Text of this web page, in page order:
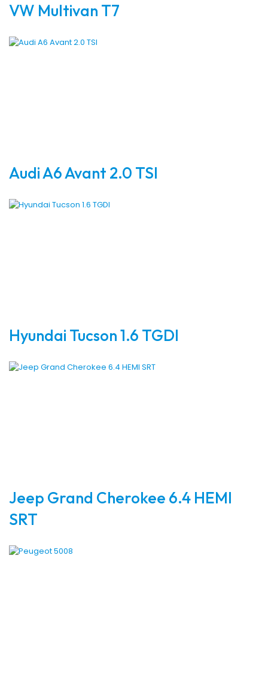
VW Multivan T7
Audi A6 Avant 2.0 TSI
Hyundai Tucson 1.6 TGDI
Jeep Grand Cherokee 6.4 HEMI
SRT